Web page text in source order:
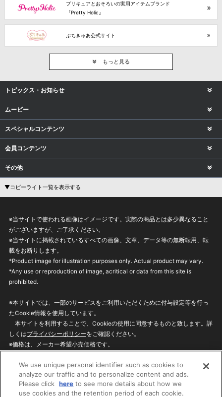
プリキュアとおそろいの実用アイテムブランド
『Pretty Holic』
ぷちきゅあ公式サイト
もっと見る
トピックス・お知らせ
ムービー
スペシャルコンテンツ
会員コンテンツ
その他
▼コピーライト一覧を表示する
※当サイトで使われる画像はイメージです。実際の商品とは多少異なること
がございますが、ご了承ください。
※当サイトに掲載されているすべての画像、文章、データ等の無断転用、転
載をお断りします。
*Product image for illustration purposes only. Actual product may vary.
*Any use or reproduction of image, acritical or data from this site is
prohibited.
※本サイトでは、一部のサービスをご利用いただくために付与設定等を行っ
たCookie情報を使用しています。
本サイトを利用することで、Cookieの使用に同意するものと致します。詳
しくはプライバシーポリシーをご確認ください。
※価格は、メーカー希望小売価格です。
ざいますのでご了承ください。
privacypolicy Do Not Sell or Share My
We use unique personal identifier such as cookies to
analyze our traffic and to personalize content and ads.
Please click here to see more details about how we
use cookies and the retention period of each cookie.